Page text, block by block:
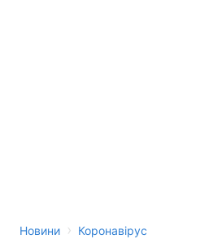
Новини › Коронавірус